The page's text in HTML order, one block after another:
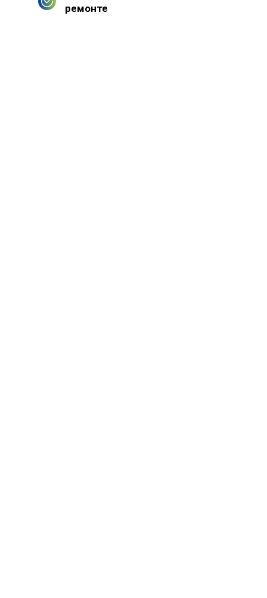
ремонте